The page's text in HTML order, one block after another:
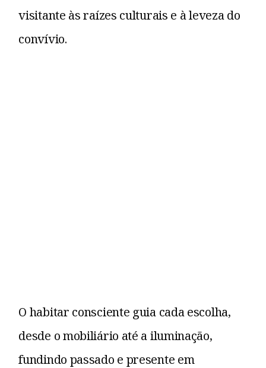
visitante às raízes culturais e à leveza do
convívio.
O habitar consciente guia cada escolha,
desde o mobiliário até a iluminação,
fundindo passado e presente em